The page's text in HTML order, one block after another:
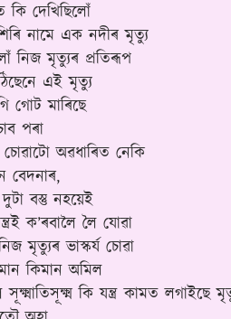
দেখিছিলোঁ
নামে এক নদীৰ মৃত্যু
নিজ মৃত্যুৰ প্ৰতিৰূপ
এই মৃত্যু
গোট মাৰিছে
পৰা
অৱধাৰিত নেকি
বেদনাৰ,
বস্তু নহয়েই
ক’ৰবালৈ লৈ যোৱা
মৃত্যুৰ ভাস্কৰ্য চোৱা
কিমান অমিল
কি যন্ত্ৰ কামত লগাইছে